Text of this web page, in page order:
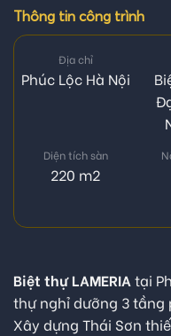
Thông tin công trình
Địa chỉ
Phúc Lộc Hà Nội
Diện tích sàn
220 m2
Biệt thự LAMERIA tại
thự nghỉ dưỡng 3 tầng
Xây dựng Thái Sơn